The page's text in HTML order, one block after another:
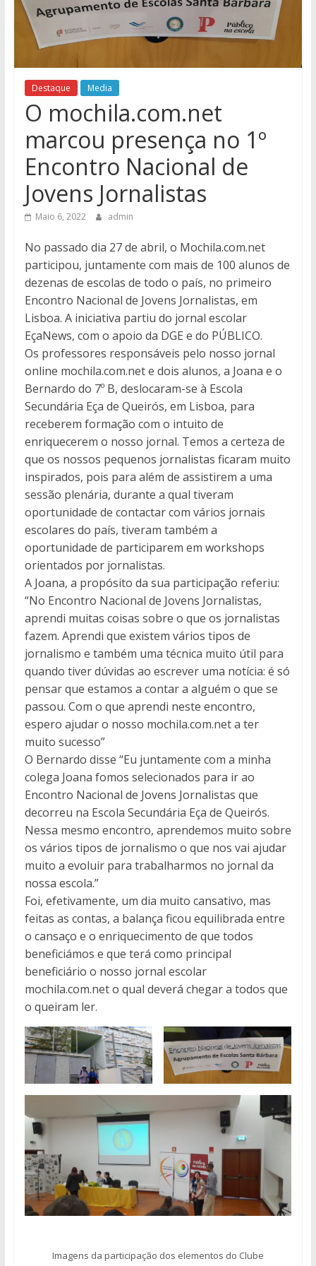
Destaque Media
O mochila.com.net
marcou presença no 1º
Encontro Nacional de
Jovens Jornalistas
Maio 6, 2022 admin
No passado dia 27 de abril, o Mochila.com.net
participou, juntamente com mais de 100 alunos de
dezenas de escolas de todo o país, no primeiro
Encontro Nacional de Jovens Jornalistas, em
Lisboa. A iniciativa partiu do jornal escolar
EçaNews, com o apoio da DGE e do PÚBLICO.
Os professores responsáveis pelo nosso jornal
online mochila.com.net e dois alunos, a Joana e o
Bernardo do 7º B, deslocaram-se à Escola
Secundária Eça de Queirós, em Lisboa, para
receberem formação com o intuito de
enriquecerem o nosso jornal. Temos a certeza de
que os nossos pequenos jornalistas ficaram muito
inspirados, pois para além de assistirem a uma
sessão plenária, durante a qual tiveram
oportunidade de contactar com vários jornais
escolares do país, tiveram também a
oportunidade de participarem em workshops
orientados por jornalistas.
A Joana, a propósito da sua participação referiu:
“No Encontro Nacional de Jovens Jornalistas,
aprendi muitas coisas sobre o que os jornalistas
fazem. Aprendi que existem vários tipos de
jornalismo e também uma técnica muito útil para
quando tiver dúvidas ao escrever uma notícia: é só
pensar que estamos a contar a alguém o que se
passou. Com o que aprendi neste encontro,
espero ajudar o nosso mochila.com.net a ter
muito sucesso”
O Bernardo disse “Eu juntamente com a minha
colega Joana fomos selecionados para ir ao
Encontro Nacional de Jovens Jornalistas que
decorreu na Escola Secundária Eça de Queirós.
Nessa mesmo encontro, aprendemos muito sobre
os vários tipos de jornalismo o que nos vai ajudar
muito a evoluir para trabalharmos no jornal da
nossa escola.”
Foi, efetivamente, um dia muito cansativo, mas
feitas as contas, a balança ficou equilibrada entre
o cansaço e o enriquecimento de que todos
beneficiámos e que terá como principal
beneficiário o nosso jornal escolar
mochila.com.net o qual deverá chegar a todos que
o queiram ler.
Imagens da participação dos elementos do Clube